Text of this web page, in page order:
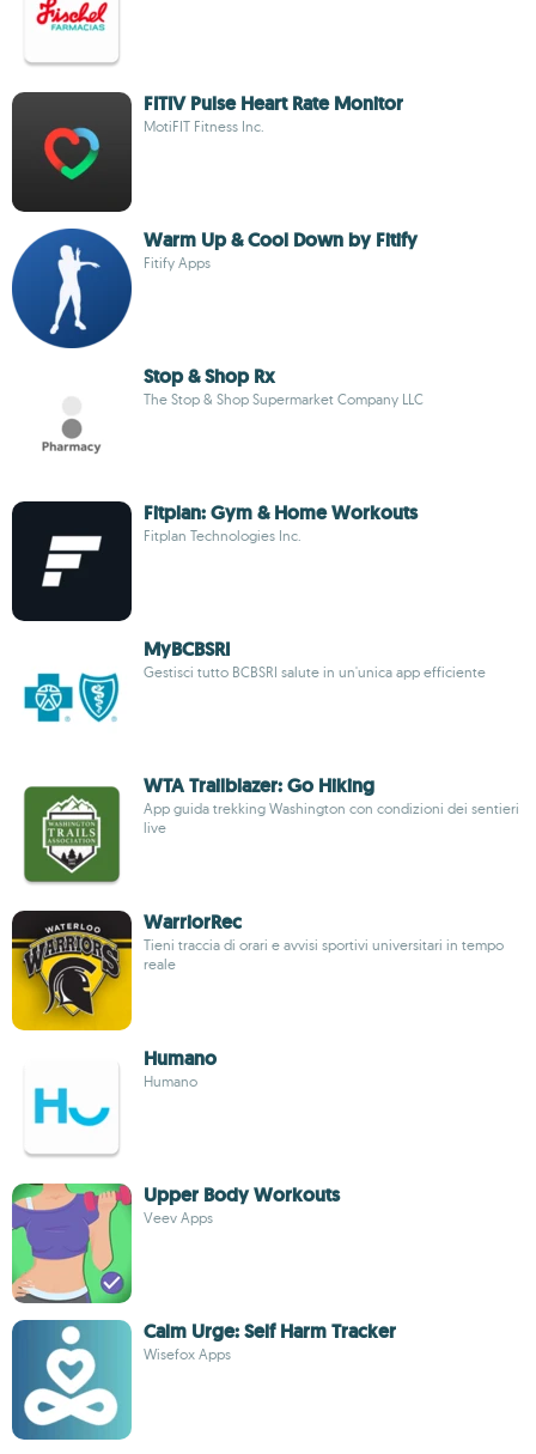
FITIV Pulse Heart Rate Monitor
MotiFIT Fitness Inc.
Warm Up & Cool Down by Fitify
Fitify Apps
Stop & Shop Rx
The Stop & Shop Supermarket Company LLC
Fitplan: Gym & Home Workouts
Fitplan Technologies Inc.
MyBCBSRI
Gestisci tutto BCBSRI salute in un'unica app efficiente
WTA Trailblazer: Go Hiking
App guida trekking Washington con condizioni dei sentieri
live
WarriorRec
Tieni traccia di orari e avvisi sportivi universitari in tempo
reale
Humano
Humano
Upper Body Workouts
Veev Apps
Calm Urge: Self Harm Tracker
Wisefox Apps